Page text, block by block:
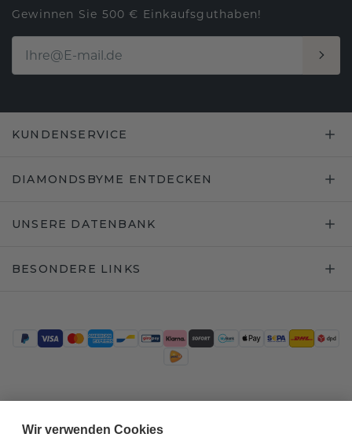
Gewinnen Sie 500 € Einkaufsguthaben!
KUNDENSERVICE
DIAMONDSBYME ENTDECKEN
UNSERE DATENBANK
BESONDERE LINKS
Wir verwenden Cookies